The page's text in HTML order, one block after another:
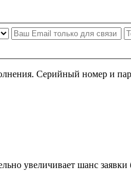
Серийный номер и
увеличивает шанс